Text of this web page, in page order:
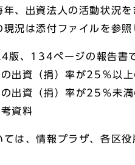
、出資法人の活動状況を
現況は添付ファイルを参照
版、134ページの報告書
資（捐）率が25％以上
資（捐）率が25％未満
資料
は、情報プラザ、各区役